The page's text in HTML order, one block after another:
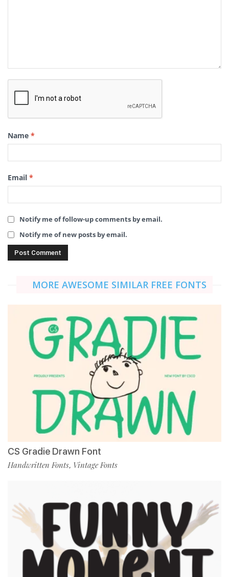
Name *
Email *
Notify me of follow-up comments by email.
Notify me of new posts by email.
MORE AWESOME SIMILAR FREE FONTS
CS Gradie Drawn Font
Handwritten Fonts, Vintage Fonts